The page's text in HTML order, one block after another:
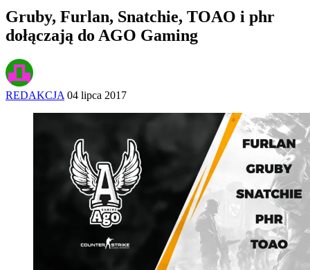
Gruby, Furlan, Snatchie, TOAO i phr
dołączają do AGO Gaming
REDAKCJA 04 lipca 2017